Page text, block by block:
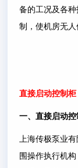
备的工况及各
制，使机房无人
直接启动控制柜
一、直接启动控
上海传极泵业有
围操作执行机